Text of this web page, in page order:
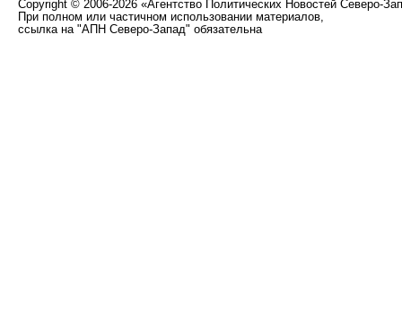
Copyright © 2006-2026 «Агентство Политических Новостей Северо-
При полном или частичном использовании материалов,
ссылка на "АПН Северо-Запад" обязательна